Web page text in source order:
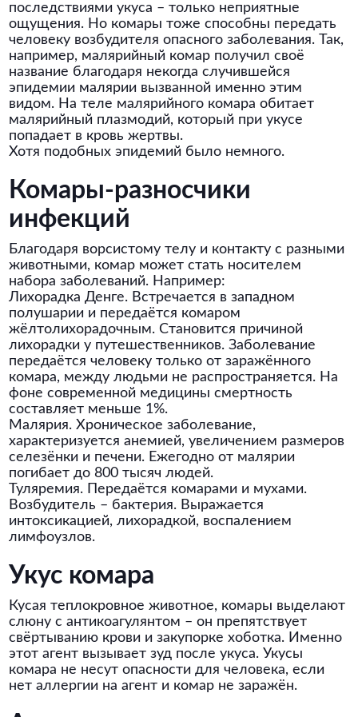
последствиями укуса – только неприятные
ощущения. Но комары тоже способны передать
человеку возбудителя опасного заболевания. Так,
например, малярийный комар получил своё
название благодаря некогда случившейся
эпидемии малярии вызванной именно этим
видом. На теле малярийного комара обитает
малярийный плазмодий, который при укусе
попадает в кровь жертвы.
Хотя подобных эпидемий было немного.
Комары-разносчики
инфекций
Благодаря ворсистому телу и контакту с разными
животными, комар может стать носителем
набора заболеваний. Например:
Лихорадка Денге. Встречается в западном
полушарии и передаётся комаром
жёлтолихорадочным. Становится причиной
лихорадки у путешественников. Заболевание
передаётся человеку только от заражённого
комара, между людьми не распространяется. На
фоне современной медицины смертность
составляет меньше 1%.
Малярия. Хроническое заболевание,
характеризуется анемией, увеличением размеров
селезёнки и печени. Ежегодно от малярии
погибает до 800 тысяч людей.
Туляремия. Передаётся комарами и мухами.
Возбудитель – бактерия. Выражается
интоксикацией, лихорадкой, воспалением
лимфоузлов.
Укус комара
Кусая теплокровное животное, комары выделают
слюну с антикоагулянтом – он препятствует
свёртыванию крови и закупорке хоботка. Именно
этот агент вызывает зуд после укуса. Укусы
комара не несут опасности для человека, если
нет аллергии на агент и комар не заражён.